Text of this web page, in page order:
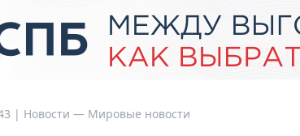
ИНН: 7831000027
| Новости — Мировые новости